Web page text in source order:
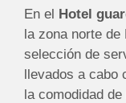
En el Hotel
la zona norte de
selección de
llevados a cabo
la comodidad